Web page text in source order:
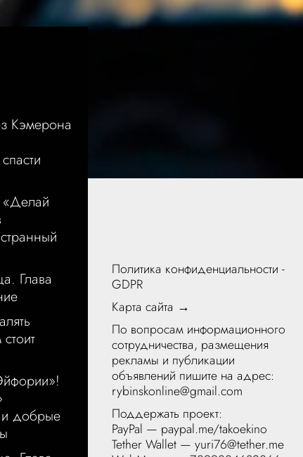
Кэмерона
«Делай
Глава
и добрые
Политика конфиденциальности -
GDPR
Карта сайта →
По вопросам информационного
сотрудничества, размещения
рекламы и публикации
объявлений пишите на адрес:
rybinskonline@gmail.com
Поддержать проект:
PayPal — paypal.me/takoekino
Tether Wallet — yuri76@tether.me